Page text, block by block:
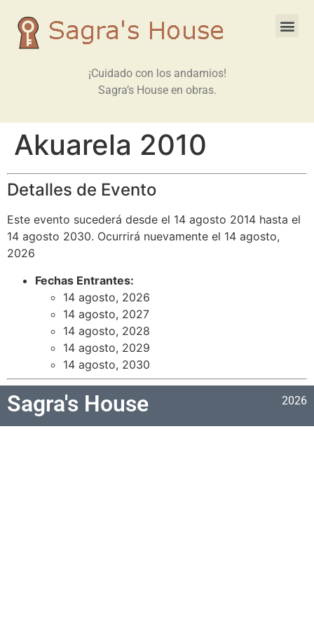
¡Cuidado con los andamios!
Sagra’s House en obras.
Akuarela 2010
Detalles de Evento
Este evento sucederá desde el 14 agosto 2014 hasta el
14 agosto 2030. Ocurrirá nuevamente el 14 agosto,
2026
Fechas Entrantes:
14 agosto, 2026
14 agosto, 2027
14 agosto, 2028
14 agosto, 2029
14 agosto, 2030
Sagra's House 2026